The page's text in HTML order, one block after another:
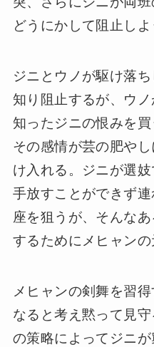
どうにかして阻止しよ
ジニとウノが駆け落
知り阻止するが、ウ
知ったジニの恨みを買
その感情が芸の肥や
け入れる。ジニが選妓
手放すことができず
座を狙うが、そんな
するためにメヒャンの
メヒャンの剣舞を習
なると考え黙って見
の策略によってジニが